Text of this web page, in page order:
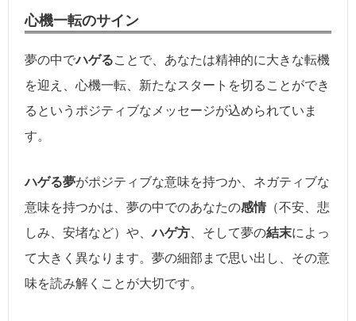
心機一転のサイン
夢の中でハゲることで、あなたは精神的に大きな転機
を迎え、心機一転、新たなスタートを切ることができ
るというポジティブなメッセージが込められていま
す。
ハゲる夢がポジティブな意味を持つか、ネガティブな
意味を持つかは、夢の中でのあなたの感情（不安、悲
しみ、安堵など）や、ハゲ方 、そして夢の結末によっ
て大きく異なります。夢の細部まで思い出し、その意
味を読み解くことが大切です。